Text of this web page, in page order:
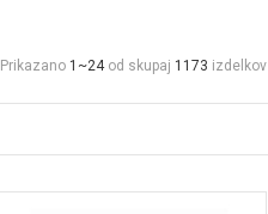
Prikazano 1~24od skupaj 1173 izdelkov